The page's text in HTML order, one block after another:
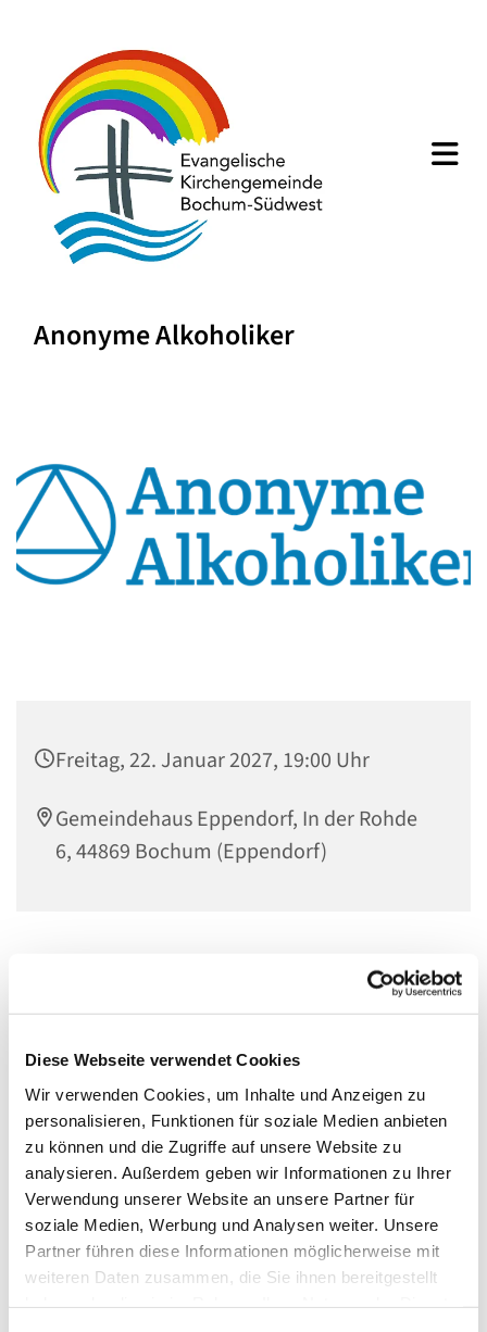
Diese Webseite verwendet Cookies
Wir verwenden Cookies, um Inhalte und Anzeigen zu
personalisieren, Funktionen für soziale Medien anbieten
zu können und die Zugriffe auf unsere Website zu
analysieren. Außerdem geben wir Informationen zu Ihrer
Verwendung unserer Website an unsere Partner für
soziale Medien, Werbung und Analysen weiter. Unsere
Partner führen diese Informationen möglicherweise mit
weiteren Daten zusammen, die Sie ihnen bereitgestellt
Anonyme Alkoholiker
Freitag, 22. Januar 2027, 19:00 Uhr
Gemeindehaus Eppendorf, In der Rohde
6, 44869 Bochum (Eppendorf)